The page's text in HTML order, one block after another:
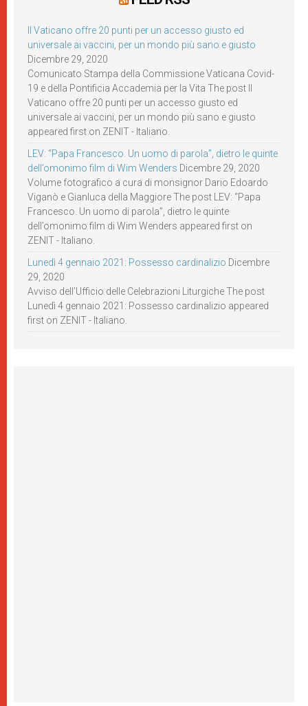
Il Vaticano offre 20 punti per un accesso giusto ed
universale ai vaccini, per un mondo più sano e giusto
Dicembre 29, 2020
Comunicato Stampa della Commissione Vaticana Covid-
19 e della Pontificia Accademia per la Vita The post Il
Vaticano offre 20 punti per un accesso giusto ed
universale ai vaccini, per un mondo più sano e giusto
appeared first on ZENIT - Italiano.
LEV: “Papa Francesco. Un uomo di parola”, dietro le quinte
dell’omonimo film di Wim Wenders Dicembre 29, 2020
Volume fotografico a cura di monsignor Dario Edoardo
Viganò e Gianluca della Maggiore The post LEV: “Papa
Francesco. Un uomo di parola”, dietro le quinte
dell’omonimo film di Wim Wenders appeared first on
ZENIT - Italiano.
Lunedì 4 gennaio 2021: Possesso cardinalizio Dicembre
29, 2020
Avviso dell’Ufficio delle Celebrazioni Liturgiche The post
Lunedì 4 gennaio 2021: Possesso cardinalizio appeared
first on ZENIT - Italiano.